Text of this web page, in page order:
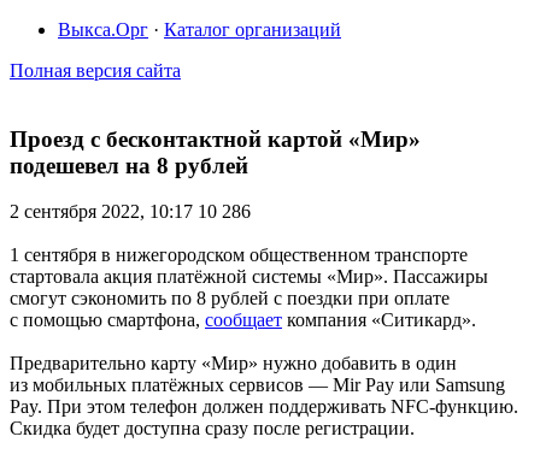
Выкса.Орг · Каталог организаций
Полная версия сайта
Проезд с бесконтактной картой «Мир»
подешевел на 8 рублей
2 сентября 2022, 10:17 10 286
1 сентября в нижегородском общественном транспорте
стартовала акция платёжной системы «Мир». Пассажиры
смогут сэкономить по 8 рублей с поездки при оплате
с помощью смартфона, сообщает компания «Ситикард».
Предварительно карту «Мир» нужно добавить в один
из мобильных платёжных сервисов — Mir Pay или Samsung
Pay. При этом телефон должен поддерживать NFC-функцию.
Скидка будет доступна сразу после регистрации.